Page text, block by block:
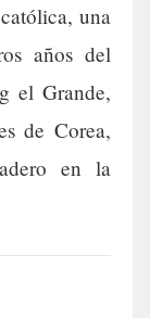
una
años del
el Grande,
de Corea,
en la